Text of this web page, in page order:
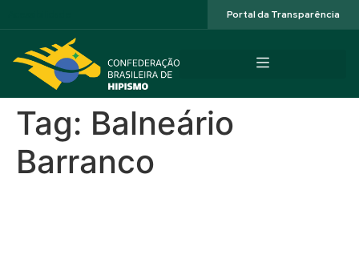
Portal da Transparência
Tag: Balneário
Barranco